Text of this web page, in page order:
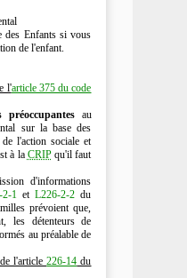
des Enfants si vous
de l'enfant.
l'article 375 du code
préoccupantesau
sur la base des
l'action sociale et
à la CRIPqu'il faut
d'informations
1 etL226-2-2 du
prévoient que,
les détenteurs de
au préalable de
l'article226-14 du